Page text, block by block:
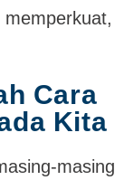
Cara
Kita
masing